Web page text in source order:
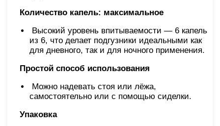
Количество капель: максимальное
Высокий уровень впитываемости — 6 капель
из 6, что делает подгузники идеальными как
для дневного, так и для ночного применения.
Простой способ использования
Можно надевать стоя или лёжа,
самостоятельно или с помощью сиделки.
Упаковка